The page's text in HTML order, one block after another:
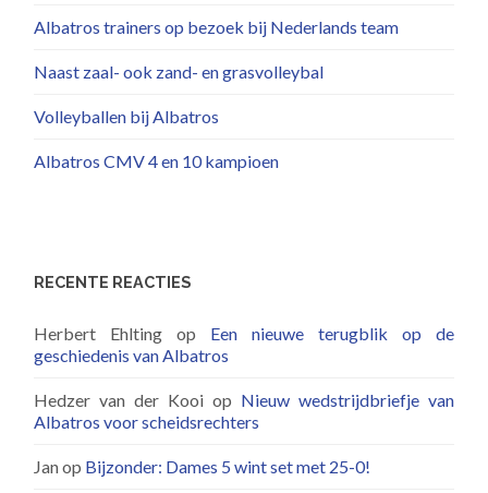
Albatros trainers op bezoek bij Nederlands team
Naast zaal- ook zand- en grasvolleybal
Volleyballen bij Albatros
Albatros CMV 4 en 10 kampioen
RECENTE REACTIES
Herbert Ehlting op Een nieuwe terugblik op de
geschiedenis van Albatros
Hedzer van der Kooi op Nieuw wedstrijdbriefje van
Albatros voor scheidsrechters
Janop Bijzonder: Dames 5 wint set met 25-0!